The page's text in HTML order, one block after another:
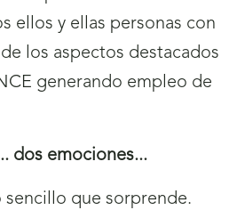
ellos y ellas personas con
los aspectos destacados
generando empleo de
dos emociones...
sencillo que sorprende.